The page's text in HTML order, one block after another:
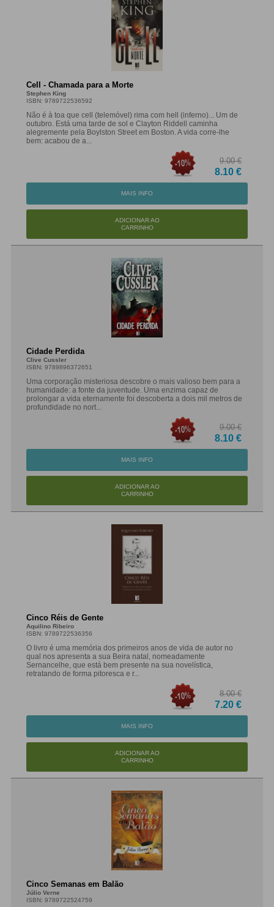
Cell - Chamada para a Morte
Stephen King
ISBN: 9789722536592
Não é à toa que cell (telemóvel) rima com hell (inferno)... Um de
outubro. Está uma tarde de sol e Clayton Riddell caminha
alegremente pela Boylston Street em Boston. A vida corre-lhe
bem: acabou de a...
9.00 €
8.10 €
MAIS INFO
ADICIONAR AO
CARRINHO
Cidade Perdida
Clive Cussler
ISBN: 9789896372651
Uma corporação misteriosa descobre o mais valioso bem para a
humanidade: a fonte da juventude. Uma enzima capaz de
prolongar a vida eternamente foi descoberta a dois mil metros de
profundidade no nort...
9.00 €
8.10 €
MAIS INFO
ADICIONAR AO
CARRINHO
Cinco Réis de Gente
Aquilino Ribeiro
ISBN: 9789722536356
O livro é uma memória dos primeiros anos de vida de autor no
qual nos apresenta a sua Beira natal, nomeadamente
Sernancelhe, que está bem presente na sua novelística,
retratando de forma pitoresca e r...
8.00 €
7.20 €
MAIS INFO
ADICIONAR AO
CARRINHO
Cinco Semanas em Balão
Júlio Verne
ISBN: 9789722524759